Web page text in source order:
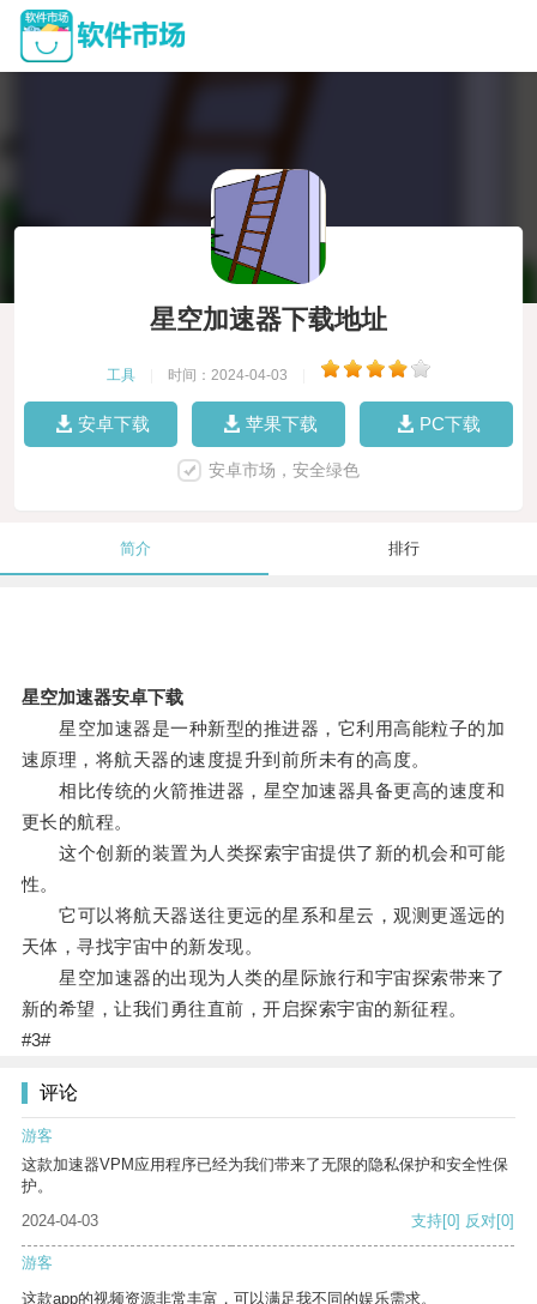
星空加速器下载地址
工具 时间：2024-04-03
安卓下载 苹果下载 PC下载
安卓市场，安全绿色
简介 排行
星空加速器安卓下载
星空加速器是一种新型的推进器，它利用高能粒子的加
速原理，将航天器的速度提升到前所未有的高度。
相比传统的火箭推进器，星空加速器具备更高的速度和
更长的航程。
这个创新的装置为人类探索宇宙提供了新的机会和可能
性。
它可以将航天器送往更远的星系和星云，观测更遥远的
天体，寻找宇宙中的新发现。
星空加速器的出现为人类的星际旅行和宇宙探索带来了
新的希望，让我们勇往直前，开启探索宇宙的新征程。
#3#
评论
游客
这款加速器VPM应用程序已经为我们带来了无限的隐私保护和安全性保
护。
2024-04-03
支持[0] 反对[0]
游客
这款app的视频资源非常丰富，可以满足我不同的娱乐需求。